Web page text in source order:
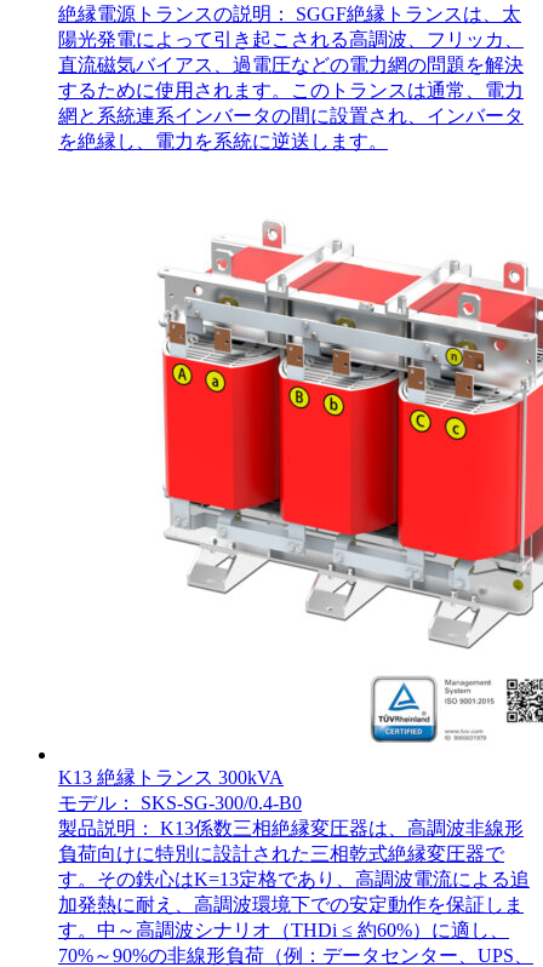
絶縁電源トランスの説明： SGGF絶縁トランスは、太
陽光発電によって引き起こされる高調波、フリッカ、
直流磁気バイアス、過電圧などの電力網の問題を解決
するために使用されます。このトランスは通常、電力
網と系統連系インバータの間に設置され、インバータ
を絶縁し、電力を系統に逆送します。
K13 絶縁トランス 300kVA
モデル： SKS-SG-300/0.4-B0
製品説明： K13係数三相絶縁変圧器は、高調波非線形
負荷向けに特別に設計された三相乾式絶縁変圧器で
す。その鉄心はK=13定格であり、高調波電流による追
加発熱に耐え、高調波環境下での安定動作を保証しま
す。中～高調波シナリオ（THDi ≤ 約60%）に適し、
70%～90%の非線形負荷（例：データセンター、UPS、